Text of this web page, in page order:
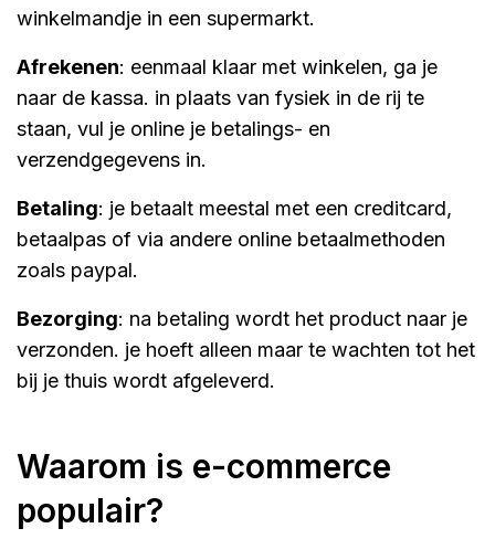
winkelmandje in een supermarkt.
afrekenen: eenmaal klaar met winkelen, ga je
naar de kassa. in plaats van fysiek in de rij te
staan, vul je online je betalings- en
verzendgegevens in.
betaling: je betaalt meestal met een creditcard,
betaalpas of via andere online betaalmethoden
zoals paypal.
bezorging: na betaling wordt het product naar je
verzonden. je hoeft alleen maar te wachten tot het
bij je thuis wordt afgeleverd.
waarom is e-commerce
populair?